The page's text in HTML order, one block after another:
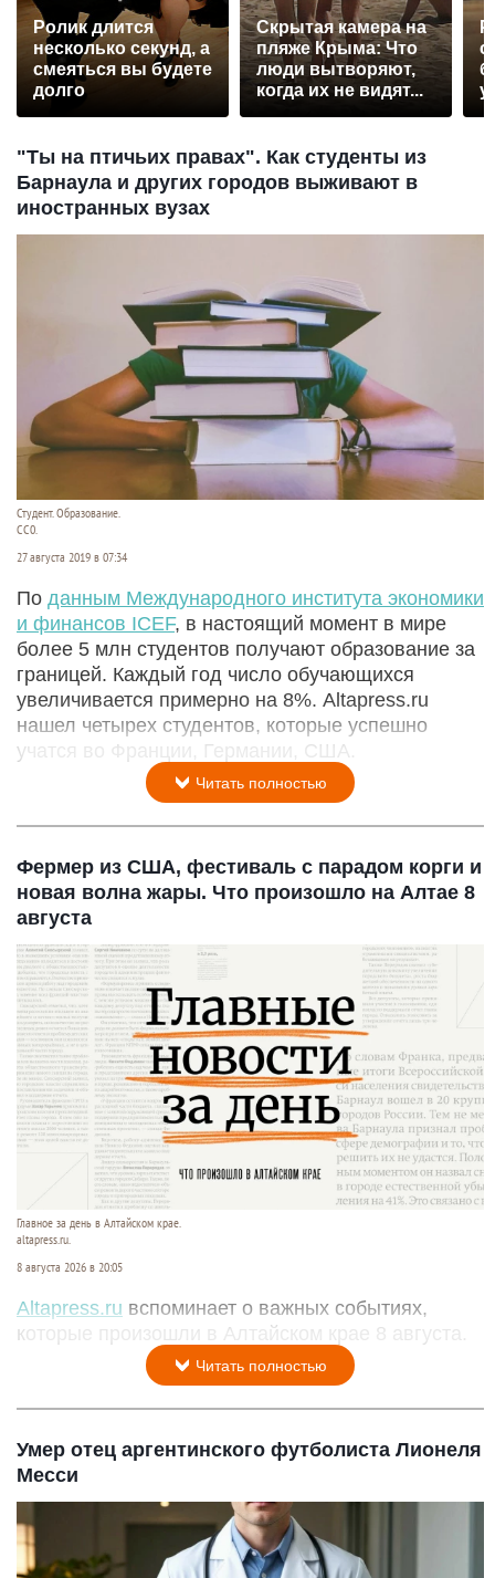
Ролик длится
несколько секунд, а
смеяться вы будете
долго
Скрытая камера на
пляже Крыма: Что
люди вытворяют,
когда их не видят...
"Ты на птичьих правах". Как студенты из
Барнаула и других городов выживают в
иностранных вузах
Студент. Образование.
СС0.
27 августа 2019 в 07:34
По данным Международного института экономики
и финансов ICEF, в настоящий момент в мире
более 5 млн студентов получают образование за
границей. Каждый год число обучающихся
увеличивается примерно на 8%. Altapress.ru
нашел четырех студентов, которые успешно
учатся во Франции, Германии, США.
Читать полностью
Фермер из США, фестиваль с парадом корги и
новая волна жары. Что произошло на Алтае 8
августа
Главное за день в Алтайском крае.
altapress.ru.
8 августа 2026 в 20:05
Altapress.ru вспоминает о важных событиях,
которые произошли в Алтайском крае 8 августа.
Читать полностью
Умер отец аргентинского футболиста Лионеля
Месси